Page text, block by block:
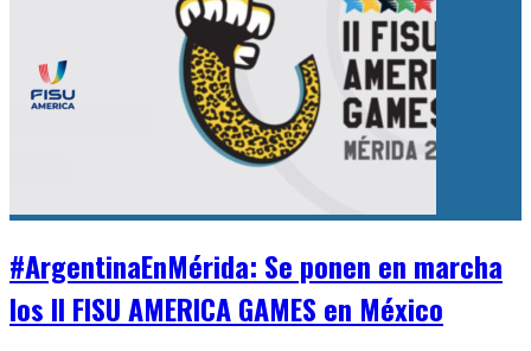
#ArgentinaEnMérida: Se ponen en marcha
los II FISU AMERICA GAMES en México